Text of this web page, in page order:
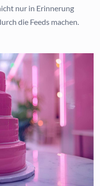
nur in Erinnerung
die Feeds machen.